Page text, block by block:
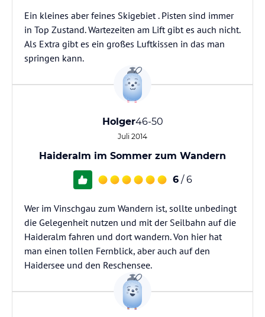
Ein kleines aber feines Skigebiet . Pisten sind immer
in Top Zustand. Wartezeiten am Lift gibt es auch nicht.
Als Extra gibt es ein großes Luftkissen in das man
springen kann.
Holger46-50
Juli 2014
Haideralm im Sommer zum Wandern
6 / 6
Wer im Vinschgau zum Wandern ist, sollte unbedingt
die Gelegenheit nutzen und mit der Seilbahn auf die
Haideralm fahren und dort wandern. Von hier hat
man einen tollen Fernblick, aber auch auf den
Haidersee und den Reschensee.